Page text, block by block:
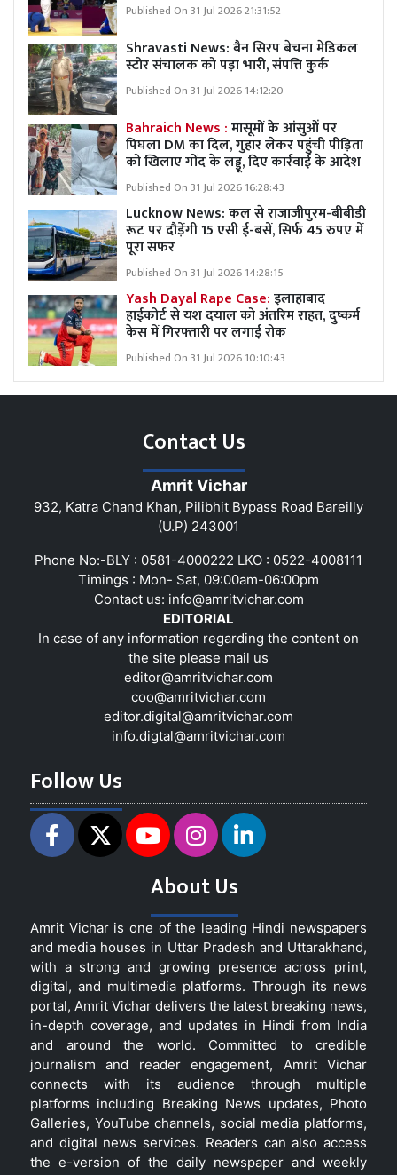
Published On 31 Jul 2026 21:31:52
Shravasti News:बैन सिरप बेचना मेडिकल
स्टोर संचालक को पड़ा भारी, संपत्ति कुर्क
Published On 31 Jul 2026 14:12:20
Bahraich News :मासूमों के आंसुओं पर
पिघला DM का दिल, गुहार लेकर पहुंची पीड़िता
को खिलाए गोंद के लड्डू, दिए कार्रवाई के आदेश
Published On 31 Jul 2026 16:28:43
Lucknow News:कल से राजाजीपुरम-बीबीडी
रूट पर दौड़ेंगी 15 एसी ई-बसें, सिर्फ 45 रुपए में
पूरा सफर
Published On 31 Jul 2026 14:28:15
Yash Dayal Rape Case:इलाहाबाद
हाईकोर्ट से यश दयाल को अंतरिम राहत, दुष्कर्म
केस में गिरफ्तारी पर लगाई रोक
Published On 31 Jul 2026 10:10:43
Contact Us
Amrit Vichar
932, Katra Chand Khan, Pilibhit Bypass Road Bareilly
(U.P) 243001
Phone No:-BLY : 0581-4000222 LKO : 0522-4008111
Timings : Mon- Sat, 09:00am-06:00pm
Contact us: info@amritvichar.com
EDITORIAL
In case of any information regarding the content on
the site please mail us
editor@amritvichar.com
coo@amritvichar.com
editor.digital@amritvichar.com
info.digtal@amritvichar.com
Follow Us
About Us
Amrit Vichar is one of the leading Hindi newspapers
and media houses in Uttar Pradesh and Uttarakhand,
with a strong and growing presence across print,
digital, and multimedia platforms. Through its news
portal, Amrit Vichar delivers the latest breaking news,
in-depth coverage, and updates in Hindi from India
and around the world. Committed to credible
journalism and reader engagement, Amrit Vichar
connects with its audience through multiple
platforms including Breaking News updates, Photo
Galleries, YouTube channels, social media platforms,
and digital news services. Readers can also access
the e-version of the daily newspaper and weekly